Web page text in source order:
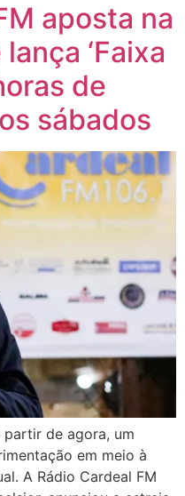
aposta na
‘Faixa
de
sábados
de agora, um
em meio à
A Rádio Cardeal FM